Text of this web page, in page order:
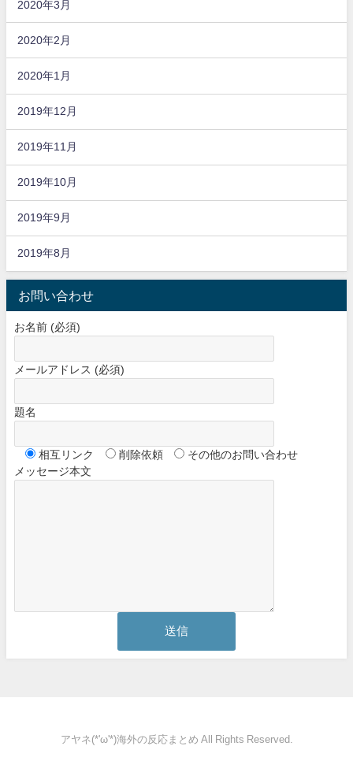
2020年3月
2020年2月
2020年1月
2019年12月
2019年11月
2019年10月
2019年9月
2019年8月
お問い合わせ
お名前 (必須)
メールアドレス (必須)
題名
相互リンク 削除依頼
その他のお問い合わせ
メッセージ本文
アヤネ(*'ω'*)海外の反応まとめ All Rights Reserved.